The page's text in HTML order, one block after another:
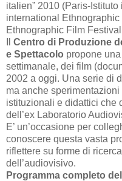
italien” 2010 (Paris-
international Ethnographic
Ethnographic Film
Centro di Produzione
e Spettacolo propone
settimanale, dei film
2002 a oggi. Una serie di
ma anche
istituzionali e didattici che
dell’ex Laboratorio
E’ un’occasione per
conoscere questa vasta
riflettere su forme di
dell’audiovisivo.
Programma completo